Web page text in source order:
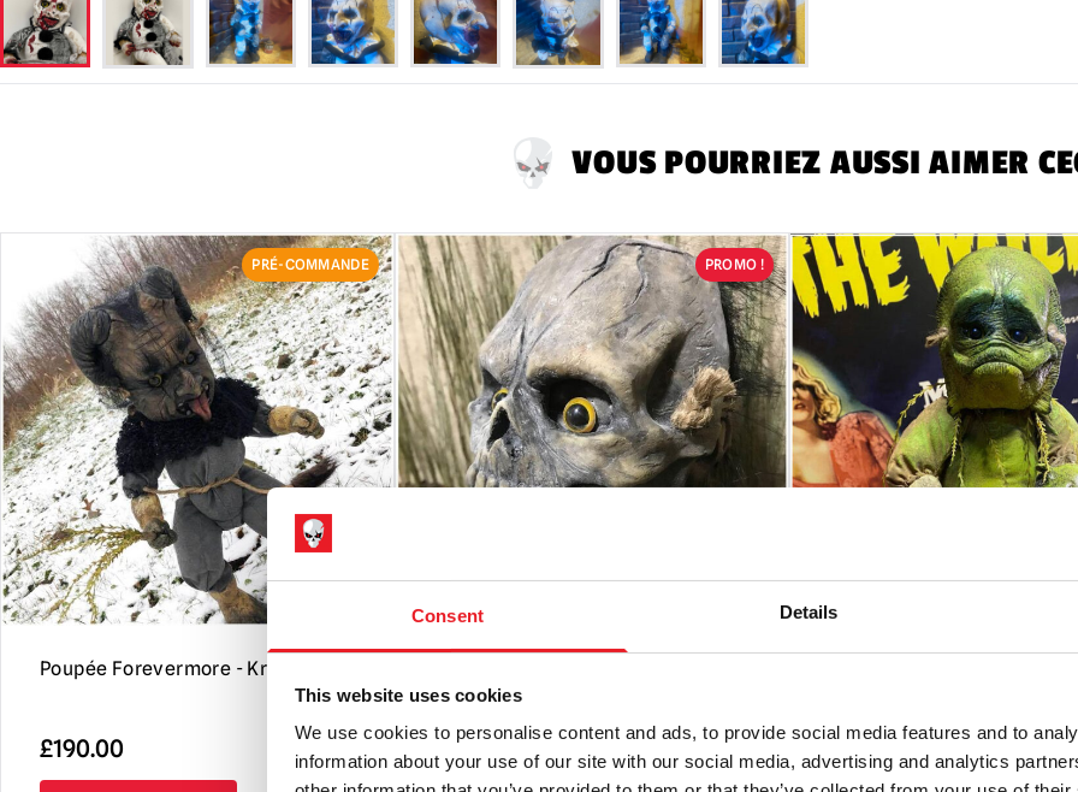
Consent Details
This website uses cookies
We use cookies to personalise content and ads, to provide social media features and to
information about your use of our site with our social media, advertising and analytics
VOUS POURRIEZ AUSSI AIMER
PRÉ-COMMANDE
Poupée Forevermore - Krampus
£190.00
PROMO !
£150.00 Le
prix
£125.00Le
prix
£ 155.00